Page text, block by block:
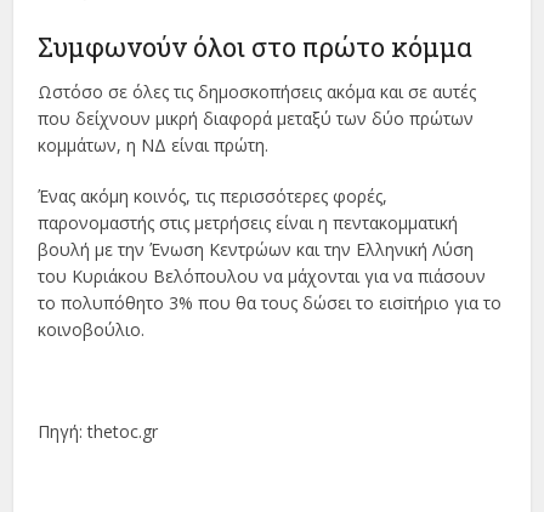
Συμφωνούν όλοι στο πρώτο κόμμα
Ωστόσο σε όλες τις δημοσκοπήσεις ακόμα και σε αυτές
που δείχνουν μικρή διαφορά μεταξύ των δύο πρώτων
κομμάτων, η ΝΔ είναι πρώτη.
Ένας ακόμη κοινός, τις περισσότερες φορές,
παρονομαστής στις μετρήσεις είναι η πεντακομματική
βουλή με την Ένωση Κεντρώων και την Ελληνική Λύση
του Κυριάκου Βελόπουλου να μάχονται για να πιάσουν
το πολυπόθητο 3% που θα τους δώσει το εισiτήριο για το
κοινοβούλιο.
Πηγή: thetoc.gr